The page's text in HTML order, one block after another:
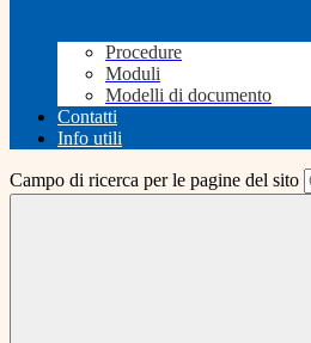
Procedure
Moduli
Modelli di documento
Contatti
Info utili
Campo di ricerca per le pagine del sito